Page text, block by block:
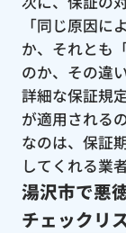
「同じ原因に
か、それとも
のか、その違
詳細な保証規
が適用される
なのは、保証
してくれる業
湯沢市で悪
チェックリ